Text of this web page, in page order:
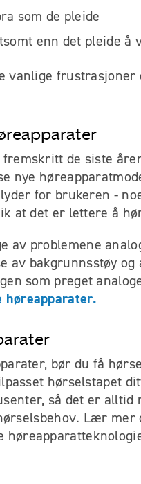
som de pleide
enn det pleide å
vanlige frustrasjoner
de siste
nye
for brukeren -
at det er lettere å
av problemene
av bakgrunnsstøy og
som preget
høreapparater.
bør du få
hørselstapet
så det er alltid
Lær mer